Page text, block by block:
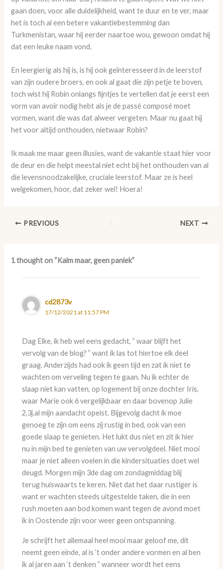
gaan doen, voor alle duidelijkheid, want te duur en te ver, maar
het is toch al een betere vakantiebestemming dan
Turkmenistan, waar hij eerder naartoe wou, gewoon omdat hij
dat een leuke naam vond.
En leergierig als hij is, is hij ook geïnteresseerd in de leerstof
van zijn oudere broers, en ook al gaat die zijn petje te boven,
toch wist hij Robin onlangs fijntjes te vertellen dat je eerst een
vorm van avoir nodig hebt als je de passé composé moet
vormen, want die was dat alweer vergeten. Maar nu gaat hij
het voor altijd onthouden, nietwaar Robin?
Ik maak me maar geen illusies, want de vakantie staat hier voor
de deur en die helpt meestal niet echt bij het onthouden van al
die levensnoodzakelijke, cruciale leerstof. Maar ze is heel
welgekomen, hoor, dat zeker wel! Hoera!
PREVIOUS NEXT
1 thought on “Kalm maar, geen paniek”
cd2873v
17/12/2021 at 11:57 PM
Dag Elke, ik heb wel eens gedacht, ” waar blijft het
vervolg van de blog? ” want ik las tot hiertoe elk deel
graag. Anderzijds had ook ik geen tijd en zat ik niet te
wachten om verveling tegen te gaan. Nu ik echter de
slaap niet kan vatten, op logement bij onze dochter Iris,
waar Marie ook 6 vergelijkbaar en daar bovenop Julie
2,3j.al mijn aandacht opeist. Bijgevolg dacht ik moe
genoeg te zijn om eens zij rustig in bed, ook van een
goede slaap te genieten. Het lukt dus niet en zit ik hier
nu in mijn bed te genieten van uw vervolgdeel. Niet mooi
maar je niet alleen voelen in die kindersituaties doet wel
deugd. Morgen mijn 3de dag om zondagmiddag blij
terug huiswaarts te keren. Niet dat het daar rustiger is
want er wachten steeds uitgestelde taken, die in een
rush moeten aan bod komen want tegen de avond moet
ik in Oostende zijn voor weer geen ontspanning.
Je schrijft het allemaal heel mooi maar geloof me, dit
neemt geen einde, al is ‘t onder andere vormen en al ben
ik al jaren aan ‘t denken ” wanneer wordt het eens